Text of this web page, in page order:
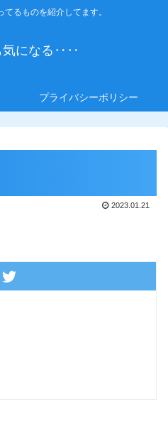
るものを紹介してます。
気になる‥‥
プライバシーポリシー
2023.01.21